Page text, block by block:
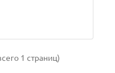
1 страниц)